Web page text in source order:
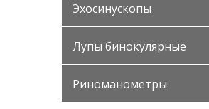
Эхосинускопы
Лупы бинокулярные
Риноманометры